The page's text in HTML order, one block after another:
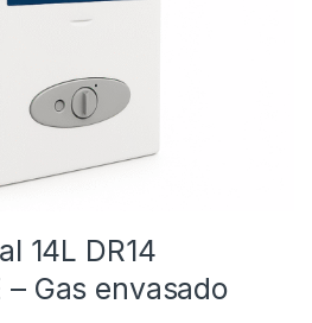
14L DR14
Gas envasado